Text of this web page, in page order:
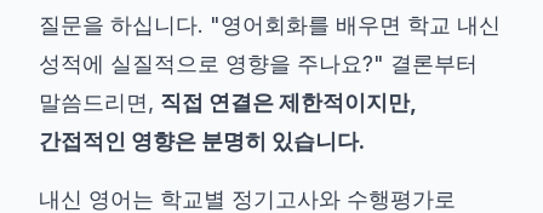
질문을 하십니다. "영어회화를 배우면 학교 내신
성적에 실질적으로 영향을 주나요?" 결론부터
말씀드리면, 직접 연결은 제한적이지만,
간접적인 영향은 분명히 있습니다.
내신 영어는 학교별 정기고사와 수행평가로